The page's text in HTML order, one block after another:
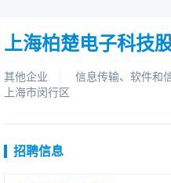
上海柏楚电子科技
其他企业 信息传输、软件和
上海市闵行区
招聘信息